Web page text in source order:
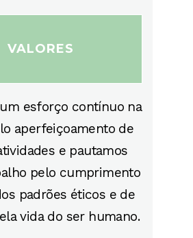
VALORES
esforço contínuo na
aperfeiçoamento de
e pautamos
pelo cumprimento
padrões éticos e de
vida do ser humano.